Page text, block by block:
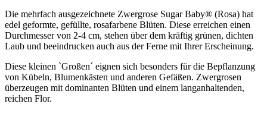
Die mehrfach ausgezeichnete Zwergrose Sugar Baby® (Rosa) hat
edel geformte, gefüllte, rosafarbene Blüten. Diese erreichen einen
Durchmesser von 2-4 cm, stehen über dem kräftig grünen, dichten
Laub und beeindrucken auch aus der Ferne mit Ihrer Erscheinung.
Diese kleinen `Großen´ eignen sich besonders für die Bepflanzung
von Kübeln, Blumenkästen und anderen Gefäßen. Zwergrosen
überzeugen mit dominanten Blüten und einem langanhaltenden,
reichen Flor.